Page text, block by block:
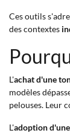
Ces outils
des contextes
L'achat d'une
modèles
pelouses. Leur
L'adoption